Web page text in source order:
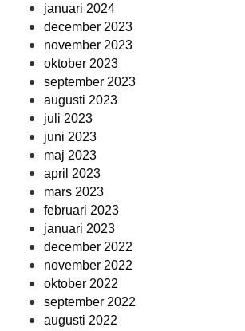
januari 2024
december 2023
november 2023
oktober 2023
september 2023
augusti 2023
juli 2023
juni 2023
maj 2023
april 2023
mars 2023
februari 2023
januari 2023
december 2022
november 2022
oktober 2022
september 2022
augusti 2022